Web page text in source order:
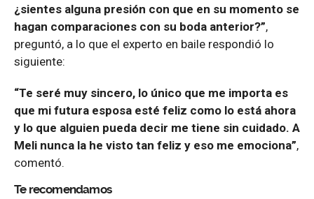
¿sientes alguna presión con que en su momento se
hagan comparaciones con su boda anterior?”,
preguntó, a lo que el experto en baile respondió lo
siguiente:
“Te seré muy sincero, lo único que me importa es
que mi futura esposa esté feliz como lo está ahora
y lo que alguien pueda decir me tiene sin cuidado. A
Meli nunca la he visto tan feliz y eso me emociona”,
comentó.
Te recomendamos